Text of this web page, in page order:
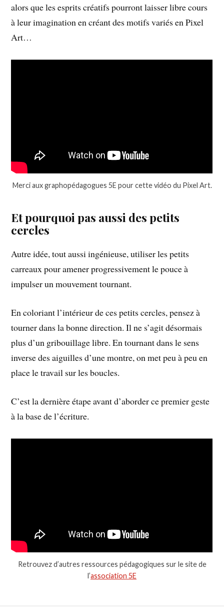
alors que les esprits créatifs pourront laisser libre cours
à leur imagination en créant des motifs variés en Pixel
Art…
Merci aux graphopédagogues 5E pour cette vidéo du Pixel Art.
Et pourquoi pas aussi des petits
cercles
Autre idée, tout aussi ingénieuse, utiliser les petits
carreaux pour amener progressivement le pouce à
impulser un mouvement tournant.
En coloriant l’intérieur de ces petits cercles, pensez à
tourner dans la bonne direction. Il ne s’agit désormais
plus d’un gribouillage libre. En tournant dans le sens
inverse des aiguilles d’une montre, on met peu à peu en
place le travail sur les boucles.
C’est la dernière étape avant d’aborder ce premier geste
à la base de l’écriture.
Retrouvez d’autres ressources pédagogiques sur le site de
l’association 5E